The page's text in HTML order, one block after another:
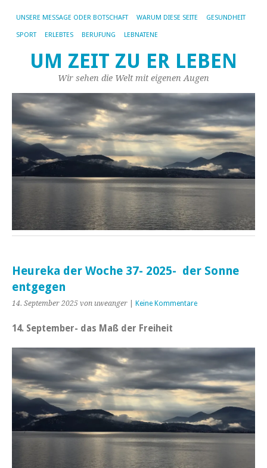
UNSERE MESSAGE ODER BOTSCHAFT WARUM DIESE SEITE GESUNDHEIT
SPORT ERLEBTES BERUFUNG LEBNATENE
UM ZEIT ZU ER LEBEN
Wir sehen die Welt mit eigenen Augen
Heureka der Woche 37- 2025- der Sonne
entgegen
14. September 2025 von uweanger Keine Kommentare
14. September- das Maß der Freiheit